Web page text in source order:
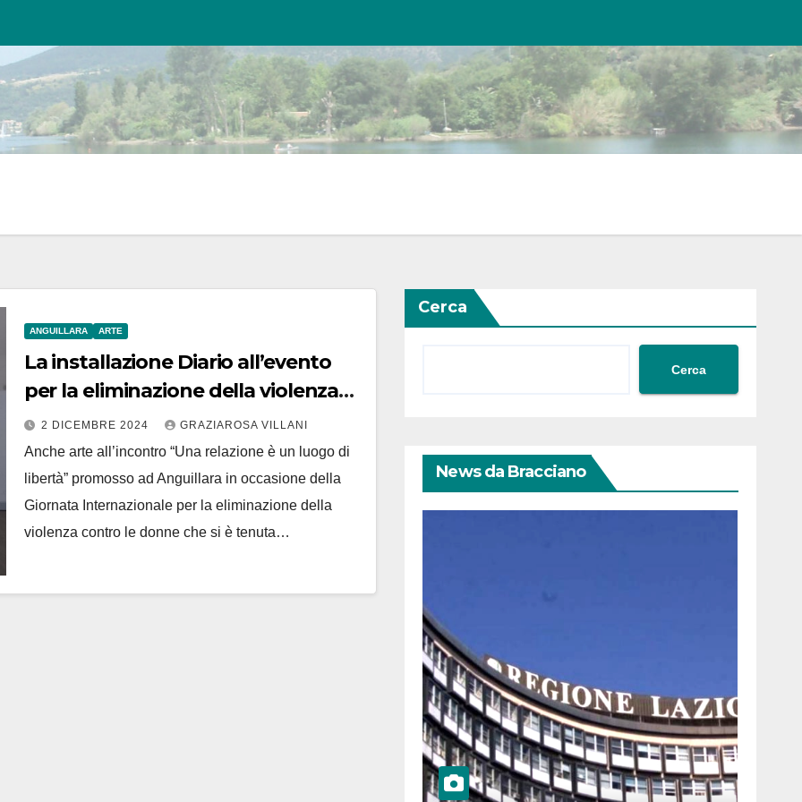
ANGUILLARA ARTE
La installazione Diario all’evento
per la eliminazione della violenza
contro le donne ad Anguillara
2 DICEMBRE 2024 GRAZIAROSA VILLANI
Anche arte all’incontro “Una relazione è un luogo di
libertà” promosso ad Anguillara in occasione della
Giornata Internazionale per la eliminazione della
violenza contro le donne che si è tenuta…
Cerca
Cerca
News da Bracciano